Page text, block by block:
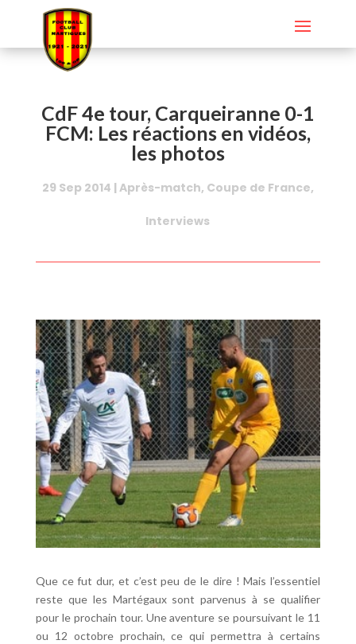
CdF 4e tour, Carqueiranne 0-1
FCM: Les réactions en vidéos,
les photos
29 Sep 2014 | Après-match, Coupe de France,
Interviews
Que ce fut dur, et c’est peu de le dire ! Mais l’essentiel
reste que les Martégaux sont parvenus à se qualifier
pour le prochain tour. Une aventure se poursuivant le 11
ou 12 octobre prochain, ce qui permettra à certains